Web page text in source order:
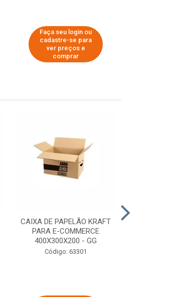
Faça seu login ou
cadastre-se para
ver preços e
comprar
CAIXA DE PAPELÃO KRAFT
PARA E-COMMERCE
400X300X200 - GG
Código: 63301